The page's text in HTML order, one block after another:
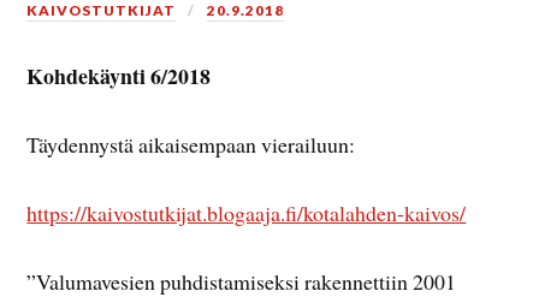
KAIVOSTUTKIJAT 20.9.2018
Kohdekäynti 6/2018
Täydennystä aikaisempaan vierailuun:
https://kaivostutkijat.blogaaja.fi/kotalahden-kaivos/
”Valumavesien puhdistamiseksi rakennettiin 2001